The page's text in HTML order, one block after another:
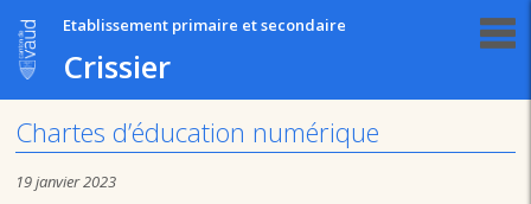
Etablissement primaire et secondaire
Crissier
Chartes d’éducation numérique
19 janvier 2023